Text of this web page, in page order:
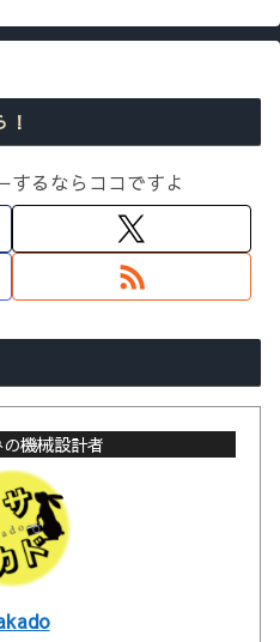
するならココですよ
機械設計者